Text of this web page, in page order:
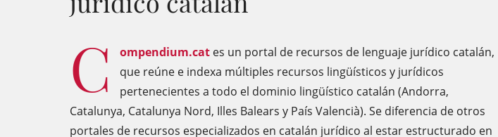
C ompendium.cat es un portal de recursos de lenguaje jurídico catalán,
que reúne e indexa múltiples recursos lingüísticos y jurídicos
pertenecientes a todo el dominio lingüístico catalán (Andorra,
Catalunya, Catalunya Nord, Illes Balears y País Valencià). Se diferencia de otros
portales de recursos especializados en catalán jurídico al estar estructurado en